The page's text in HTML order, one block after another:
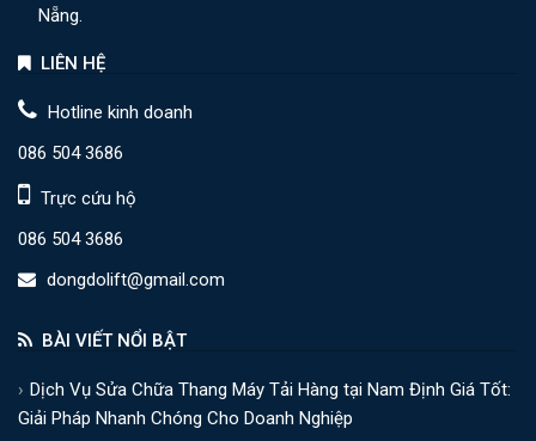
Nẵng.
LIÊN HỆ
Hotline kinh doanh
086 504 3686
Trực cứu hộ
086 504 3686
dongdolift@gmail.com
BÀI VIẾT NỔI BẬT
Dịch Vụ Sửa Chữa Thang Máy Tải Hàng tại Nam Định Giá Tốt:
Giải Pháp Nhanh Chóng Cho Doanh Nghiệp